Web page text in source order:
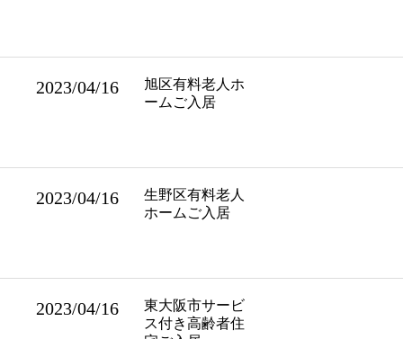
2023/04/16
旭区有料老人ホ
ームご入居
2023/04/16
生野区有料老人
ホームご入居
2023/04/16
東大阪市サービ
ス付き高齢者住